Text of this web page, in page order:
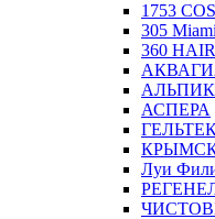
1753
305
360
АСПЕРА
Луи